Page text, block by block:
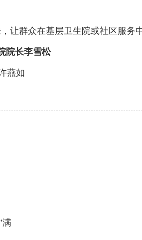
群众在基层卫生院或社区服务
院长李雪松
燕如
满